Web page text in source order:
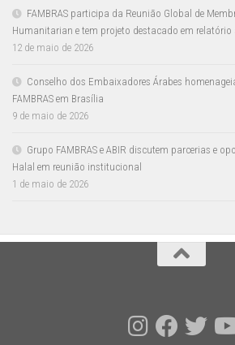
FAMBRAS participa da Reunião Global de
Humanitarian e tem projeto destacado em relatório
12 de maio de 2026
Conselho dos Embaixadores Árabes
FAMBRAS em Brasília
9 de maio de 2026
Grupo FAMBRAS e ABIR discutem parcerias e
Halal em reunião institucional
1 de maio de 2026